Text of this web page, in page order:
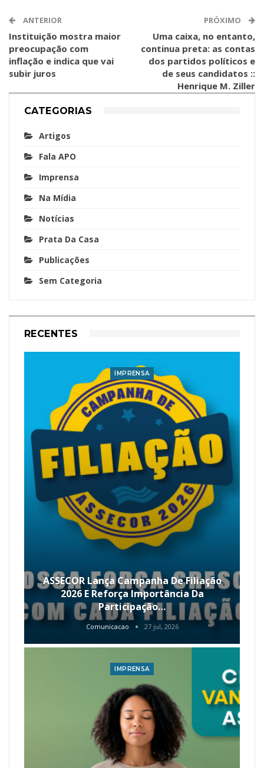
ANTERIOR
Instituição mostra maior
preocupação com
inflação e indica que vai
subir juros
PRÓXIMO
Uma caixa, no entanto,
continua preta: as contas
dos partidos políticos e
de seus candidatos ::
Henrique M. Ziller
CATEGORIAS
Artigos
Fala APO
Imprensa
Na Mídia
Notícias
Prata Da Casa
Publicações
Sem Categoria
RECENTES
IMPRENSA
ASSECOR Lança Campanha De Filiação
2026 E Reforça Importância Da
Participação…
Comunicacao 27 jul, 2026
IMPRENSA